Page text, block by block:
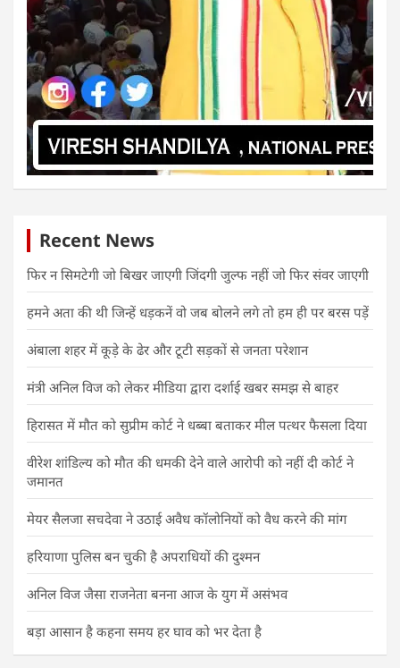
Recent News
फिर न सिमटेगी जो बिखर जाएगी जिंदगी जुल्फ नहीं जो फिर संवर जाएगी
हमने अता की थी जिन्हें धड़कनें वो जब बोलने लगे तो हम ही पर बरस पड़ें
अंबाला शहर में कूड़े के ढेर और टूटी सड़कों से जनता परेशान
मंत्री अनिल विज को लेकर मीडिया द्वारा दर्शाई खबर समझ से बाहर
हिरासत में मौत को सुप्रीम कोर्ट ने धब्बा बताकर मील पत्थर फैसला दिया
वीरेश शांडिल्य को मौत की धमकी देने वाले आरोपी को नहीं दी कोर्ट ने
जमानत
मेयर सैलजा सचदेवा ने उठाई अवैध कॉलोनियों को वैध करने की मांग
हरियाणा पुलिस बन चुकी है अपराधियों की दुश्मन
अनिल विज जैसा राजनेता बनना आज के युग में असंभव
बड़ा आसान है कहना समय हर घाव को भर देता है